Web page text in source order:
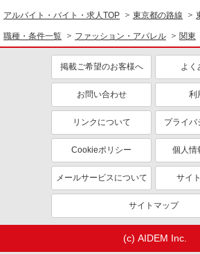
アルバイト・バイト・求人TOP 東京都の路線
職種・条件一覧 ファッション・アパレル 関東
掲載ご希望のお客様へ よく
お問い合わせ 利
リンクについて プライバ
Cookieポリシー 個人情
メールサービスについて サイ
サイトマップ
(c) AIDEM Inc.